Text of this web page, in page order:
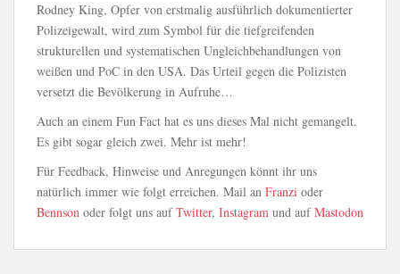
Rodney King, Opfer von erstmalig ausführlich dokumentierter
Polizeigewalt, wird zum Symbol für die tiefgreifenden
strukturellen und systematischen Ungleichbehandlungen von
weißen und PoC in den USA. Das Urteil gegen die Polizisten
versetzt die Bevölkerung in Aufruhe…
Auch an einem Fun Fact hat es uns dieses Mal nicht gemangelt.
Es gibt sogar gleich zwei. Mehr ist mehr!
Für Feedback, Hinweise und Anregungen könnt ihr uns
natürlich immer wie folgt erreichen. Mail an Franzi oder
Bennson oder folgt uns aufTwitter, Instagram und aufMastodon